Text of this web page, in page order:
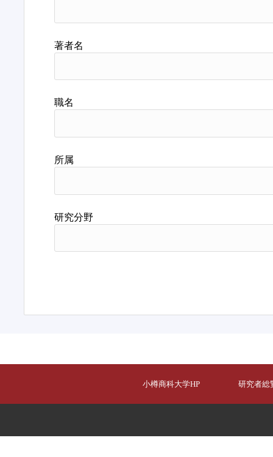
著者名
職名
所属
研究分野
小樽商科大学HP 研究者総